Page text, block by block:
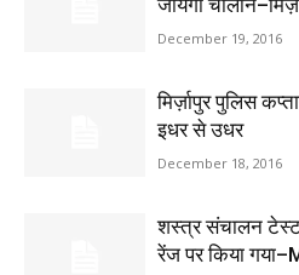
जायेगा
December 19, 2016
मिर्ज़ापुर पुलिस
इधर से उधर
December 18, 2016
शस्त्र संचालन
रेंज पर किया